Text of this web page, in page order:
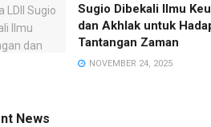
Sugio Dibekali Ilmu
dan Akhlak untuk
Tantangan Zaman
NOVEMBER 24, 2025
News